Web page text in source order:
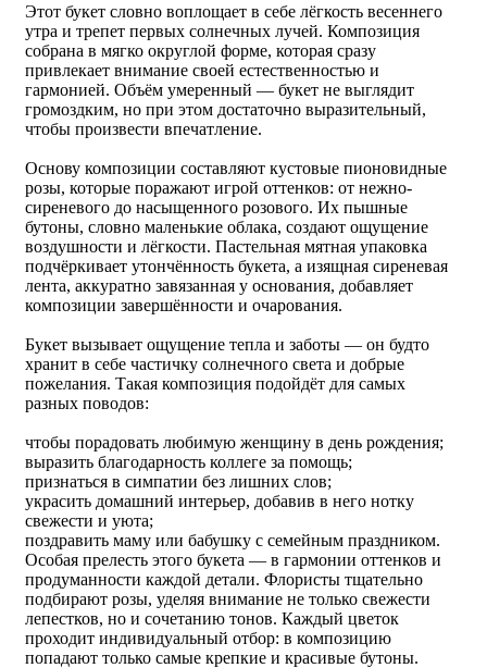
Этот букет словно воплощает в себе лёгкость весеннего
утра и трепет первых солнечных лучей. Композиция
собрана в мягко округлой форме, которая сразу
привлекает внимание своей естественностью и
гармонией. Объём умеренный — букет не выглядит
громоздким, но при этом достаточно выразительный,
чтобы произвести впечатление.
Основу композиции составляют кустовые пионовидные
розы, которые поражают игрой оттенков: от нежно-
сиреневого до насыщенного розового. Их пышные
бутоны, словно маленькие облака, создают ощущение
воздушности и лёгкости. Пастельная мятная упаковка
подчёркивает утончённость букета, а изящная сиреневая
лента, аккуратно завязанная у основания, добавляет
композиции завершённости и очарования.
Букет вызывает ощущение тепла и заботы — он будто
хранит в себе частичку солнечного света и добрые
пожелания. Такая композиция подойдёт для самых
разных поводов:
чтобы порадовать любимую женщину в день рождения;
выразить благодарность коллеге за помощь;
признаться в симпатии без лишних слов;
украсить домашний интерьер, добавив в него нотку
свежести и уюта;
поздравить маму или бабушку с семейным праздником.
Особая прелесть этого букета — в гармонии оттенков и
продуманности каждой детали. Флористы тщательно
подбирают розы, уделяя внимание не только свежести
лепестков, но и сочетанию тонов. Каждый цветок
проходит индивидуальный отбор: в композицию
попадают только самые крепкие и красивые бутоны.